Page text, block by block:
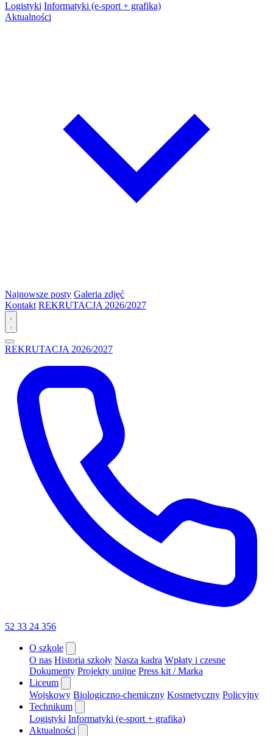
Logistyki Informatyki (e-sport + grafika)
Aktualności
Najnowsze posty Galeria zdjęć
Kontakt REKRUTACJA 2026/2027
REKRUTACJA 2026/2027
52 33 24 356
O szkole
O nas Historia szkoły Nasza kadra Wpłaty i czesne
Dokumenty Projekty unijne Press kit / Marka
Liceum
Wojskowy Biologiczno-chemiczny Kosmetyczny Policyjny
Technikum
Logistyki Informatyki (e-sport + grafika)
Aktualności